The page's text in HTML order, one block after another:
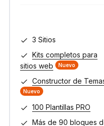
3 Sitios
Kits completos para
sitios web
Nuevo
Constructor de
Nuevo
100 Plantillas PRO
Más de 90 bloques